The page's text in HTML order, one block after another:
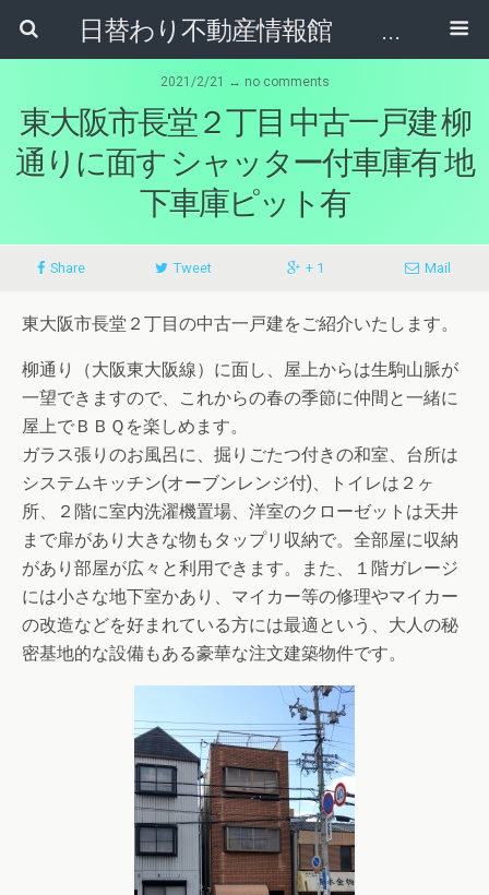
日替わり不動産情報館 リア･ライブログ
2021/2/21 ↔ no comments
東大阪市長堂２丁目 中古一戸建 柳
通りに面す シャッター付車庫有 地
下車庫ピット有
Share Tweet + 1 Mail
東大阪市長堂２丁目の中古一戸建をご紹介いたします。
柳通り（大阪東大阪線）に面し、屋上からは生駒山脈が
一望できますので、これからの春の季節に仲間と一緒に
屋上でＢＢＱを楽しめます。
ガラス張りのお風呂に、掘りごたつ付きの和室、台所は
システムキッチン(オーブンレンジ付)、トイレは２ヶ
所、２階に室内洗濯機置場、洋室のクローゼットは天井
まで扉があり大きな物もタップリ収納で。全部屋に収納
があり部屋が広々と利用できます。また、１階ガレージ
には小さな地下室かあり、マイカー等の修理やマイカー
の改造などを好まれている方には最適という、大人の秘
密基地的な設備もある豪華な注文建築物件です。